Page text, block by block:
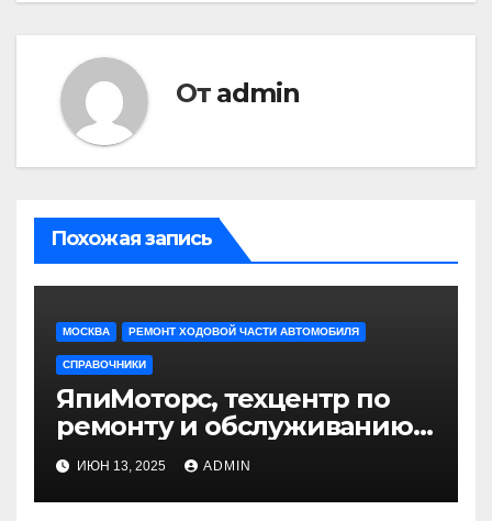
От admin
Похожая запись
МОСКВА РЕМОНТ ХОДОВОЙ ЧАСТИ АВТОМОБИЛЯ
СПРАВОЧНИКИ
ЯпиМоторс, техцентр по
ремонту и обслуживанию
японских автомобилей
ИЮН 13, 2025 ADMIN